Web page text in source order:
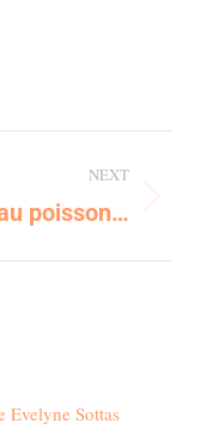
NEXT
poisson…
Evelyne Sottas